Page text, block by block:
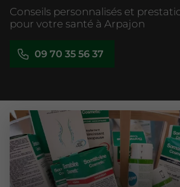
Conseils personnalisés et
pour votre santé à Arpajon
09 70 35 56 37